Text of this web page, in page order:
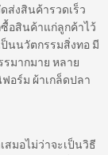
ส่งสินค้ารวดเร็ว
อสินค้าแก่ลูกค้าไว้
นนวัตกรรมสิ่งทอ มี
รมากมาย หลาย
อร์ม ผ้าเกล็ดปลา
มอไม่ว่าจะเป็นวิธี